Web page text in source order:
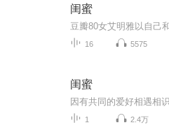
闺蜜
16 5575
闺蜜
1 2.4万